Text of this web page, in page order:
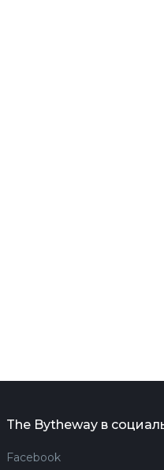
The Bytheway в
Facebook